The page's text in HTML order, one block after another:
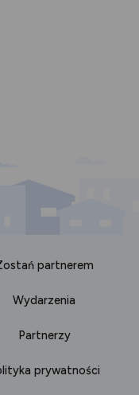
partnerem
Wydarzenia
Partnerzy
prywatności